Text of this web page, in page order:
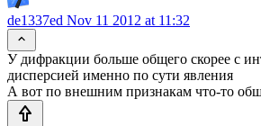
de1337ed Nov 11 2012 at 11:32
У дифракции больше общего скорее с
дисперсией именно по сути явления
А вот по внешним признакам что-то